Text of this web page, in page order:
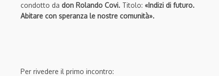
condotto da don Rolando Covi. Titolo: «Indizi di futuro.
Abitare con speranza le nostre comunità».
Per rivedere il primo incontro: